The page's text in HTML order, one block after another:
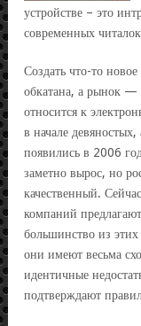
устройстве – это
современных
Создать что-то
обкатана, а рынок —
относится к
в начале
появились в 2006
заметно вырос, но
качественный.
компаний
большинство из
они имеют весьма
идентичные
подтверждают